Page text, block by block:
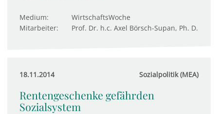
Medium:
WirtschaftsWoche
Mitarbeiter:
Prof. Dr. h.c. Axel Börsch-Supan, Ph. D.
18.11.2014 Sozialpolitik (MEA)
Rentengeschenke gefährden
Sozialsystem